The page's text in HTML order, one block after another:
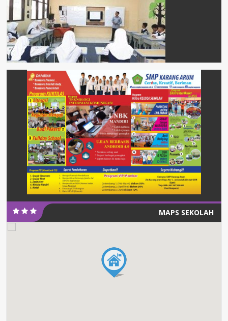
MAPS SEKOLAH